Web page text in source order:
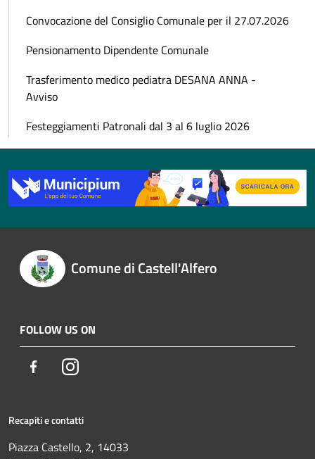
Convocazione del Consiglio Comunale per il 27.07.2026
Pensionamento Dipendente Comunale
Trasferimento medico pediatra DESANA ANNA -
Avviso
Festeggiamenti Patronali dal 3 al 6 luglio 2026
Comune di Castell'Alfero
FOLLOW US ON
FacebookInstagram
Recapiti e contatti
Piazza Castello, 2, 14033